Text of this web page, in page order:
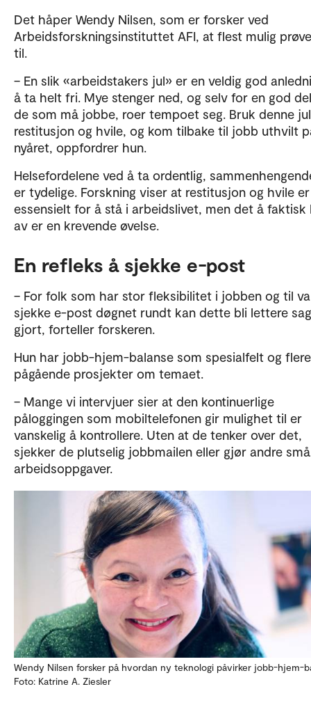
Deler av Kort oppsummert er laget ved hjelp av
Copilot. Teksten er kvalitetssikret av OsloMet.
Det håper Wendy Nilsen, som er forsker ved
Arbeidsforskningsinstituttet AFI, at flest mulig
til.
– En slik «arbeidstakers jul» er en veldig god
å ta helt fri. Mye stenger ned, og selv for en god
de som må jobbe, roer tempoet seg. Bruk denne
restitusjon og hvile, og kom tilbake til jobb uthvilt
nyåret, oppfordrer hun.
Helsefordelene ved å ta ordentlig,
er tydelige. Forskning viser at restitusjon og hvile er
essensielt for å stå i arbeidslivet, men det å faktisk
av er en krevende øvelse.
En refleks å sjekke e-post
– For folk som har stor fleksibilitet i jobben og til
sjekke e-post døgnet rundt kan dette bli lettere
gjort, forteller forskeren.
Hun har jobb-hjem-balanse som spesialfelt og flere
pågående prosjekter om temaet.
– Mange vi intervjuer sier at den kontinuerlige
påloggingen som mobiltelefonen gir mulighet til er
vanskelig å kontrollere. Uten at de tenker over det,
sjekker de plutselig jobbmailen eller gjør andre små
arbeidsoppgaver.
Wendy Nilsen forsker på hvordan ny teknologi påvirker jobb-hjem-
Foto: Katrine A. Ziesler